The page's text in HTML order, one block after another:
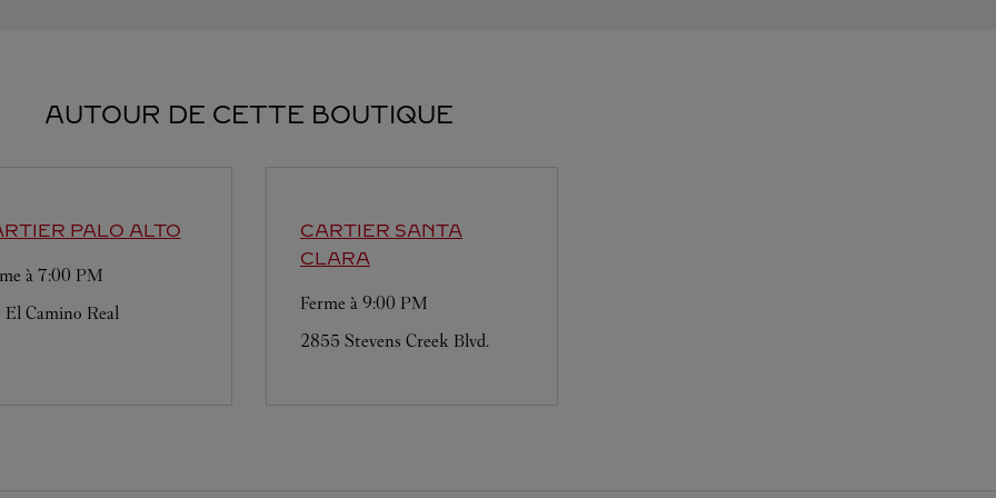
AUTOUR DE CETTE BOUTIQUE
PALO ALTO
à 7:00 PM
El Camino Real
CARTIER SANTA
CLARA
Ferme à 9:00 PM
2855 Stevens Creek Blvd.